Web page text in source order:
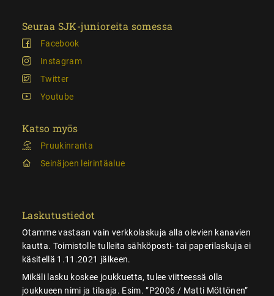
Seuraa SJK-junioreita somessa
Facebook
Instagram
Twitter
Youtube
Katso myös
Pruukinranta
Seinäjoen leirintäalue
Laskutustiedot
Otamme vastaan vain verkkolaskuja alla olevien kanavien
kautta. Toimistolle tulleita sähköposti- tai paperilaskuja ei
käsitellä 1.11.2021 jälkeen.
Mikäli lasku koskee joukkuetta, tulee viitteessä olla
joukkueen nimi ja tilaaja. Esim. ”P2006 / Matti Möttönen”